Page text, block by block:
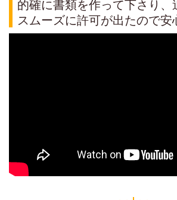
的確に書類を作って下さり、
スムーズに許可が出たので安